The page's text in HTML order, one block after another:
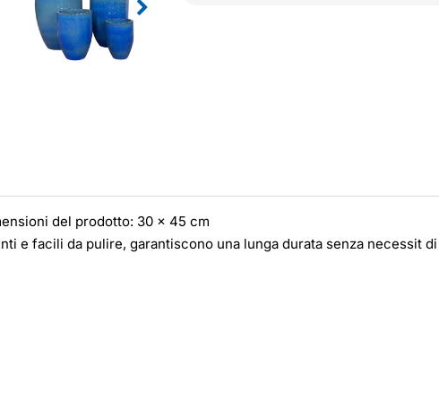
del prodotto: 30 x 45 cm
e facili da pulire, garantiscono una lunga durata senza necessit